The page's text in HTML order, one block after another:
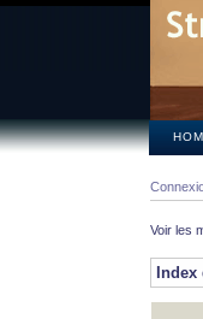
Voir les